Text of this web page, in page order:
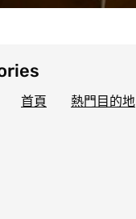
首頁 熱門目的地